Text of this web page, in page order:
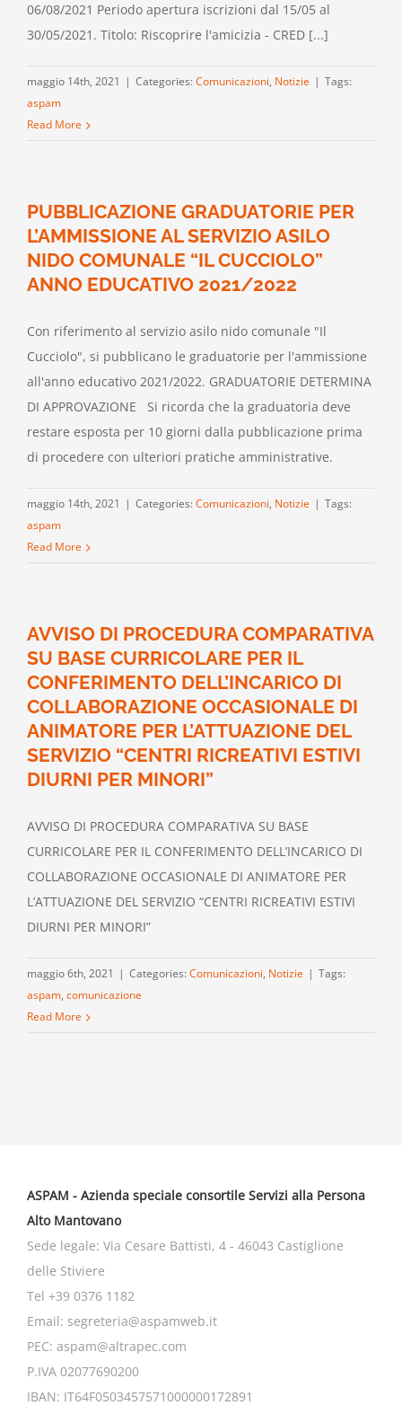
06/08/2021 Periodo apertura iscrizioni dal 15/05 al
30/05/2021. Titolo: Riscoprire l'amicizia - CRED [...]
maggio 14th, 2021 | Categories: Comunicazioni, Notizie | Tags:
aspam
Read More
PUBBLICAZIONE GRADUATORIE PER
L’AMMISSIONE AL SERVIZIO ASILO
NIDO COMUNALE “IL CUCCIOLO”
ANNO EDUCATIVO 2021/2022
Con riferimento al servizio asilo nido comunale "Il
Cucciolo", si pubblicano le graduatorie per l'ammissione
all'anno educativo 2021/2022. GRADUATORIE DETERMINA
DI APPROVAZIONE Si ricorda che la graduatoria deve
restare esposta per 10 giorni dalla pubblicazione prima
di procedere con ulteriori pratiche amministrative.
maggio 14th, 2021 | Categories: Comunicazioni, Notizie | Tags:
aspam
Read More
AVVISO DI PROCEDURA COMPARATIVA
SU BASE CURRICOLARE PER IL
CONFERIMENTO DELL’INCARICO DI
COLLABORAZIONE OCCASIONALE DI
ANIMATORE PER L’ATTUAZIONE DEL
SERVIZIO “CENTRI RICREATIVI ESTIVI
DIURNI PER MINORI”
AVVISO DI PROCEDURA COMPARATIVA SU BASE
CURRICOLARE PER IL CONFERIMENTO DELL’INCARICO DI
COLLABORAZIONE OCCASIONALE DI ANIMATORE PER
L’ATTUAZIONE DEL SERVIZIO “CENTRI RICREATIVI ESTIVI
DIURNI PER MINORI”
maggio 6th, 2021 | Categories: Comunicazioni, Notizie | Tags:
aspam, comunicazione
Read More
ASPAM - Azienda speciale consortile Servizi alla Persona
Alto Mantovano
Sede legale: Via Cesare Battisti, 4 - 46043 Castiglione
delle Stiviere
Tel +39 0376 1182
Email: segreteria@aspamweb.it
PEC: aspam@altrapec.com
P.IVA 02077690200
IBAN: IT64F0503457571000000172891